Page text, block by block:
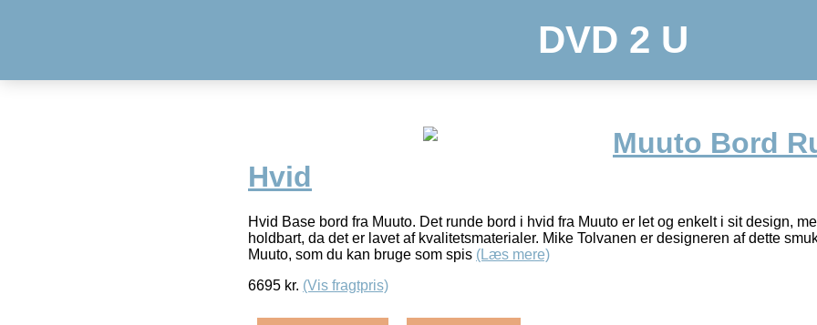
DVD 2 U
Muuto Bord
Hvid
Hvid Base bord fra Muuto. Det runde bord i hvid fra Muuto er let og enkelt i sit design,
holdbart, da det er lavet af kvalitetsmaterialer. Mike Tolvanen er designeren af dette
Muuto, som du kan bruge som spis (Læs mere)
6695 kr. (Vis fragtpris)